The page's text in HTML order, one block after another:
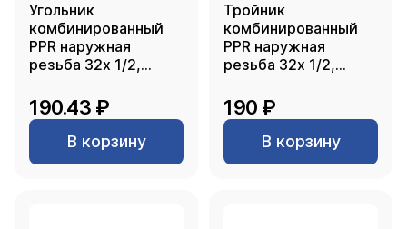
Угольник
комбинированный
PPR наружная
резьба 32х 1/2,
190.43 ₽
В корзину
Тройник
комбинированный
PPR наружная
резьба 32х 1/2,
190 ₽
В корзину